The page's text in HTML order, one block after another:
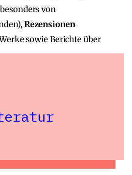
von
Rezensionen
sowie Berichte über